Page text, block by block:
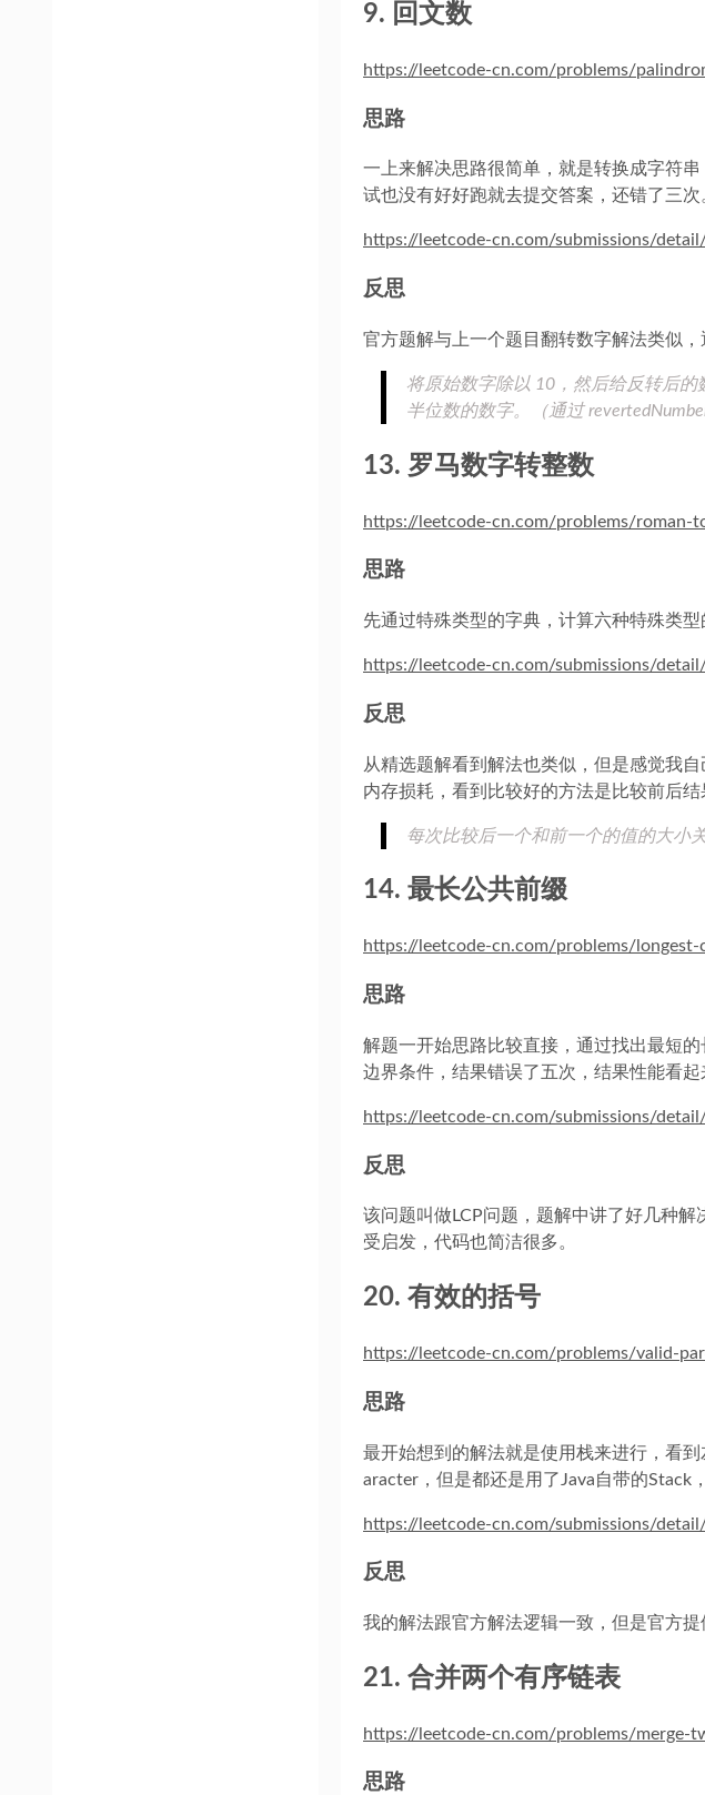
9. 回文数
https://leetcode-cn.com/problems/
思路
一上来解决思路很简单，就是转换成字符
试也没有好好跑就去提交答案，还错了三次
https://leetcode-cn.com/submissions/
反思
官方题解与上一个题目翻转数字解法类似
将原始数字除以 10，然后给反转后
半位数的数字。（通过
13. 罗马数字转整数
https://leetcode-cn.com/problems/roman-
思路
先通过特殊类型的字典，计算六种特殊类
https://leetcode-cn.com/submissions/
反思
从精选题解看到解法也类似，但是感觉我
内存损耗，看到比较好的方法是比较前后结
每次比较后一个和前一个的值的大小
14. 最长公共前缀
https://leetcode-cn.com/problems/longest-
思路
解题一开始思路比较直接，通过找出最短
边界条件，结果错误了五次，结果性能看起
https://leetcode-cn.com/submissions/
反思
该问题叫做LCP问题，题解中讲了好几种
受启发，代码也简洁很多。
20. 有效的括号
https://leetcode-cn.com/problems/valid-
思路
最开始想到的解法就是使用栈来进行，看
aracter，但是都还是用了Java自带的Stack
https://leetcode-cn.com/submissions/
反思
我的解法跟官方解法逻辑一致，但是官方提
21. 合并两个有序链表
https://leetcode-cn.com/problems/merge-
思路